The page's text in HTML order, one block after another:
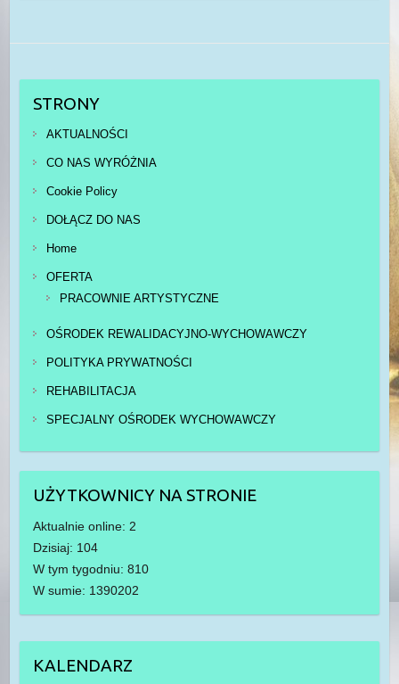
STRONY
AKTUALNOŚCI
CO NAS WYRÓŻNIA
Cookie Policy
DOŁĄCZ DO NAS
Home
OFERTA
PRACOWNIE ARTYSTYCZNE
OŚRODEK REWALIDACYJNO-WYCHOWAWCZY
POLITYKA PRYWATNOŚCI
REHABILITACJA
SPECJALNY OŚRODEK WYCHOWAWCZY
UŻYTKOWNICY NA STRONIE
Aktualnie online: 2
Dzisiaj: 104
W tym tygodniu: 810
W sumie: 1390202
KALENDARZ